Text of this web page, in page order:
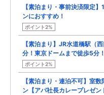
【素泊まり・事前決済限定
ンにおすすめ！
ポイント2%
【素泊まり】JR水道橋駅（
分！東京ドームまで徒歩5分！
ポイント2%
【素泊まり・連泊不可】室
ン【アパ社長カレープレゼン